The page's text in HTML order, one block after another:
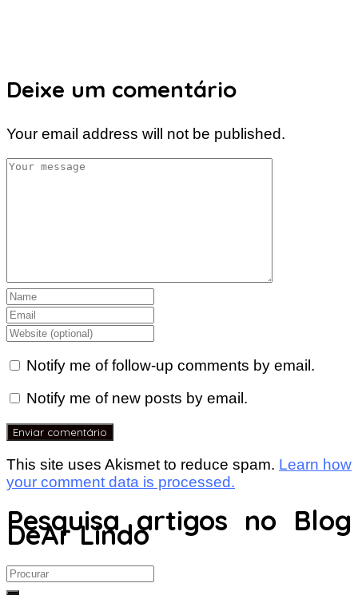
Deixe um comentário
Your email address will not be published.
Notify me of follow-up comments by email.
Notify me of new posts by email.
This site uses Akismet to reduce spam. Learn how
your comment data is processed.
Pesquisa artigos no Blog
DeAr Lindo
Search
for: